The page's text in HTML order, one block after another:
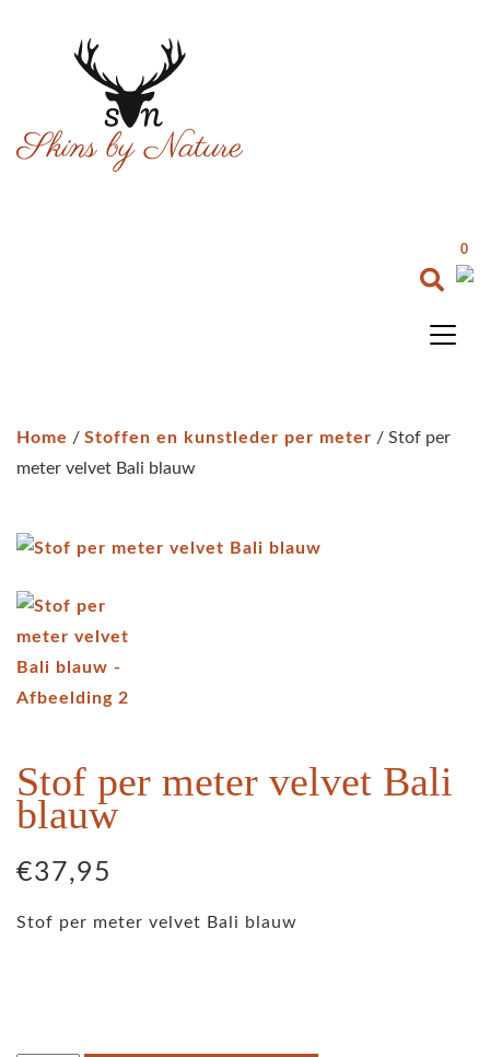
0
Home / Stoffen en kunstleder per meter / Stof per
meter velvet Bali blauw
Stof per meter velvet Bali
blauw
€37,95
Stof per meter velvet Bali blauw